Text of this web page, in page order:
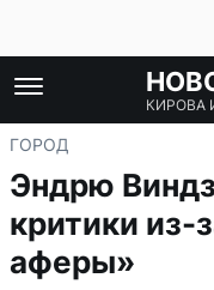
КИРОВА
ГОРОД
Эндрю
критики из-
аферы»